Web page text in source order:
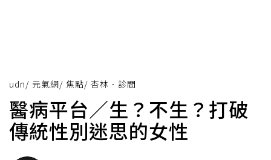
udn/ 元氣網/ 焦點/ 杏林．診間
醫病平台／生？不生？打破
傳統性別迷思的女性